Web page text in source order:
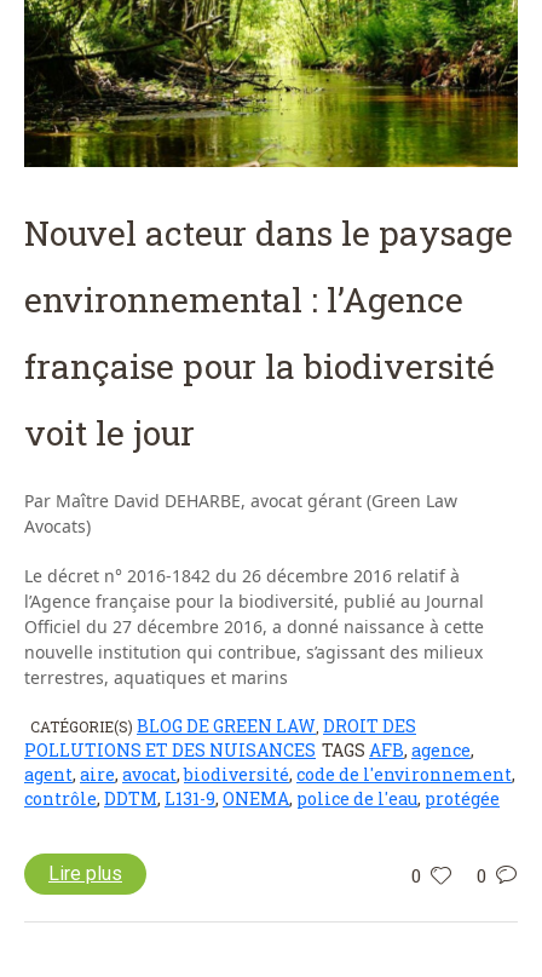
Nouvel acteur dans le paysage
environnemental : l’Agence
française pour la biodiversité
voit le jour
Par Maître David DEHARBE, avocat gérant (Green Law
Avocats)
Le décret n° 2016-1842 du 26 décembre 2016 relatif à
l’Agence française pour la biodiversité, publié au Journal
Officiel du 27 décembre 2016, a donné naissance à cette
nouvelle institution qui contribue, s’agissant des milieux
terrestres, aquatiques et marins
CATÉGORIE(S) BLOG DE GREEN LAW DROIT DES
POLLUTIONS ET DES NUISANCES TAGS AFB, agence,
agent, aire, avocat,biodiversité, code de l'environnement,
contrôle, DDTM, L131-9, ONEMA, police de l'eau, protégée
0 0
Lire plus